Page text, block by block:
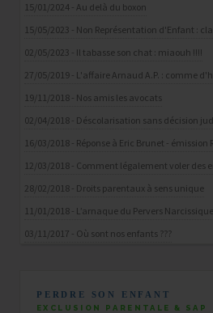
15/01/2024 - Au delà du boxon
15/05/2023 - Non Représentation d'Enfant :
02/05/2023 - Il tabasse son chat : miaouh !!!!
27/05/2019 - L'affaire Arnaud A.P. : comme
19/11/2018 - Nos amis les avocats
02/04/2018 - Déscolarisation sans décision
16/03/2018 - Réponse à Eric Brunet - émission
12/03/2018 - Comment légalement voler des
28/02/2018 - Droits parentaux à sens unique
11/01/2018 - L’arnaque du Pervers
03/11/2017 - Où sont nos enfants ???
PERDRE SON ENFANT
EXCLUSION PARENTALE & SAP